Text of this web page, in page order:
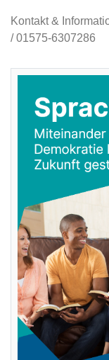
Kontakt &
/ 01575-6307286